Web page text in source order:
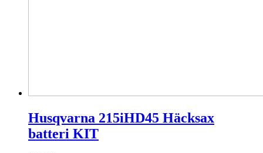
Husqvarna 215iHD45 Häcksax
batteri KIT